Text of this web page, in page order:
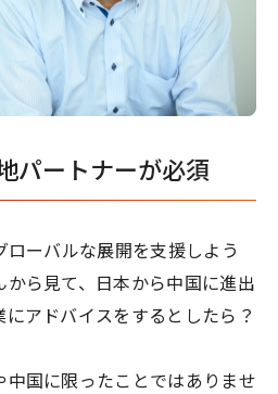
パートナーが必須
ローバルな展開を支援しよう
から見て、日本から中国に進出
アドバイスをするとしたら？
中国に限ったことではありませ